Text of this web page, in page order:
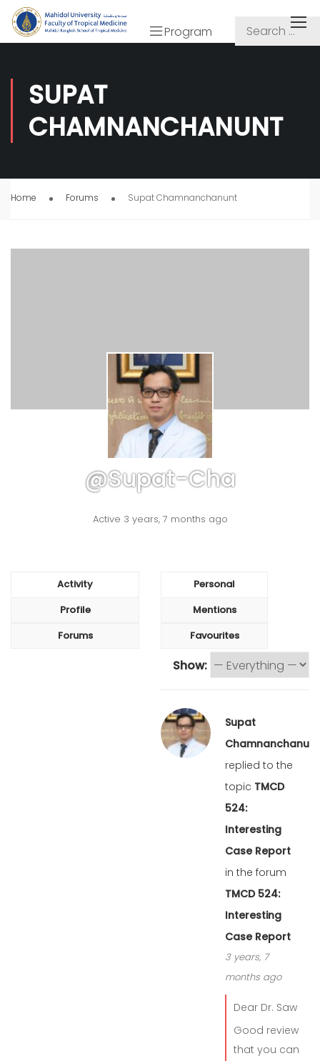
Program
SUPAT
CHAMNANCHANUNT
Home Forums Supat Chamnanchanunt
@supat-Cha
Active 3 years, 7 months ago
Activity
Profile
Forums
Personal
Mentions
Favourites
Show:
Supat
Chamnanchanunt
replied to the
topic TMCD
524:
Interesting
Case Report
in the forum
TMCD 524:
Interesting
Case Report
3 years, 7
months ago
Dear Dr. Saw
Good review
that you can